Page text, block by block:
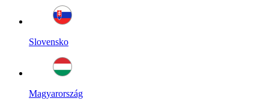
Slovensko
Magyarország